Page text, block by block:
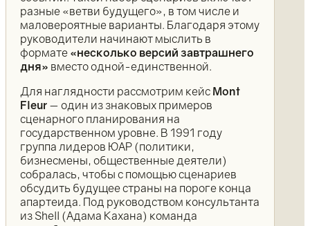
разные «ветви будущего», в том числе и
маловероятные варианты. Благодаря этому
руководители начинают мыслить в
формате «несколько версий завтрашнего
дня» вместо одной-единственной.
Для наглядности рассмотрим кейс Mont
Fleur — один из знаковых примеров
сценарного планирования на
государственном уровне. В 1991 году
группа лидеров ЮАР (политики,
бизнесмены, общественные деятели)
собралась, чтобы с помощью сценариев
обсудить будущее страны на пороге конца
апартеида. Под руководством консультанта
из Shell (Адама Кахана) команда